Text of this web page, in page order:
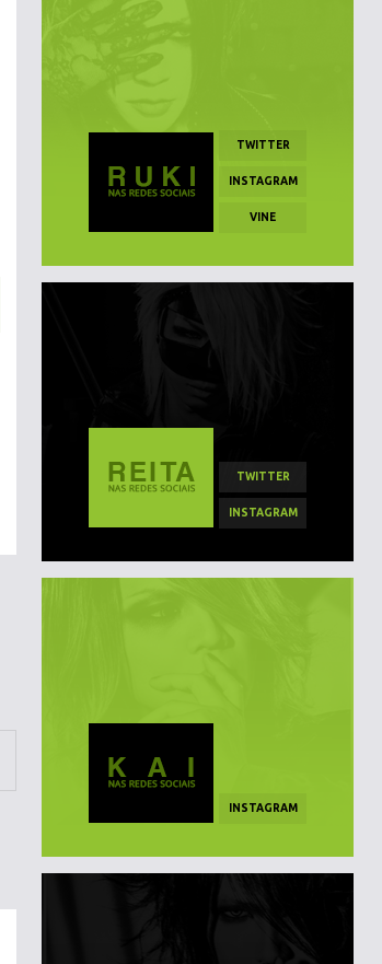
TWITTER
INSTAGRAM
VINE
TWITTER
INSTAGRAM
INSTAGRAM